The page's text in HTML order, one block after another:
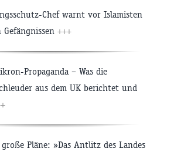
Chef warnt vor Islamisten
+++
Propaganda – Was die
aus dem UK berichtet und
große Pläne: »Das Antlitz des Landes